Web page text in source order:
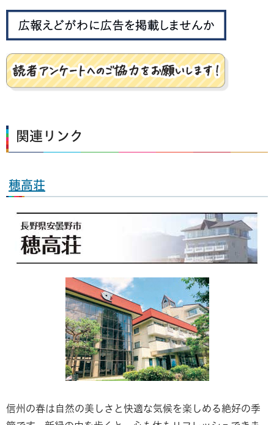
関連リンク
穂高荘
信州の春は自然の美しさと快適な気候を楽しめる絶好の季